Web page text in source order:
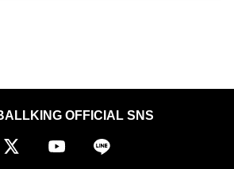
OFFICIAL SNS